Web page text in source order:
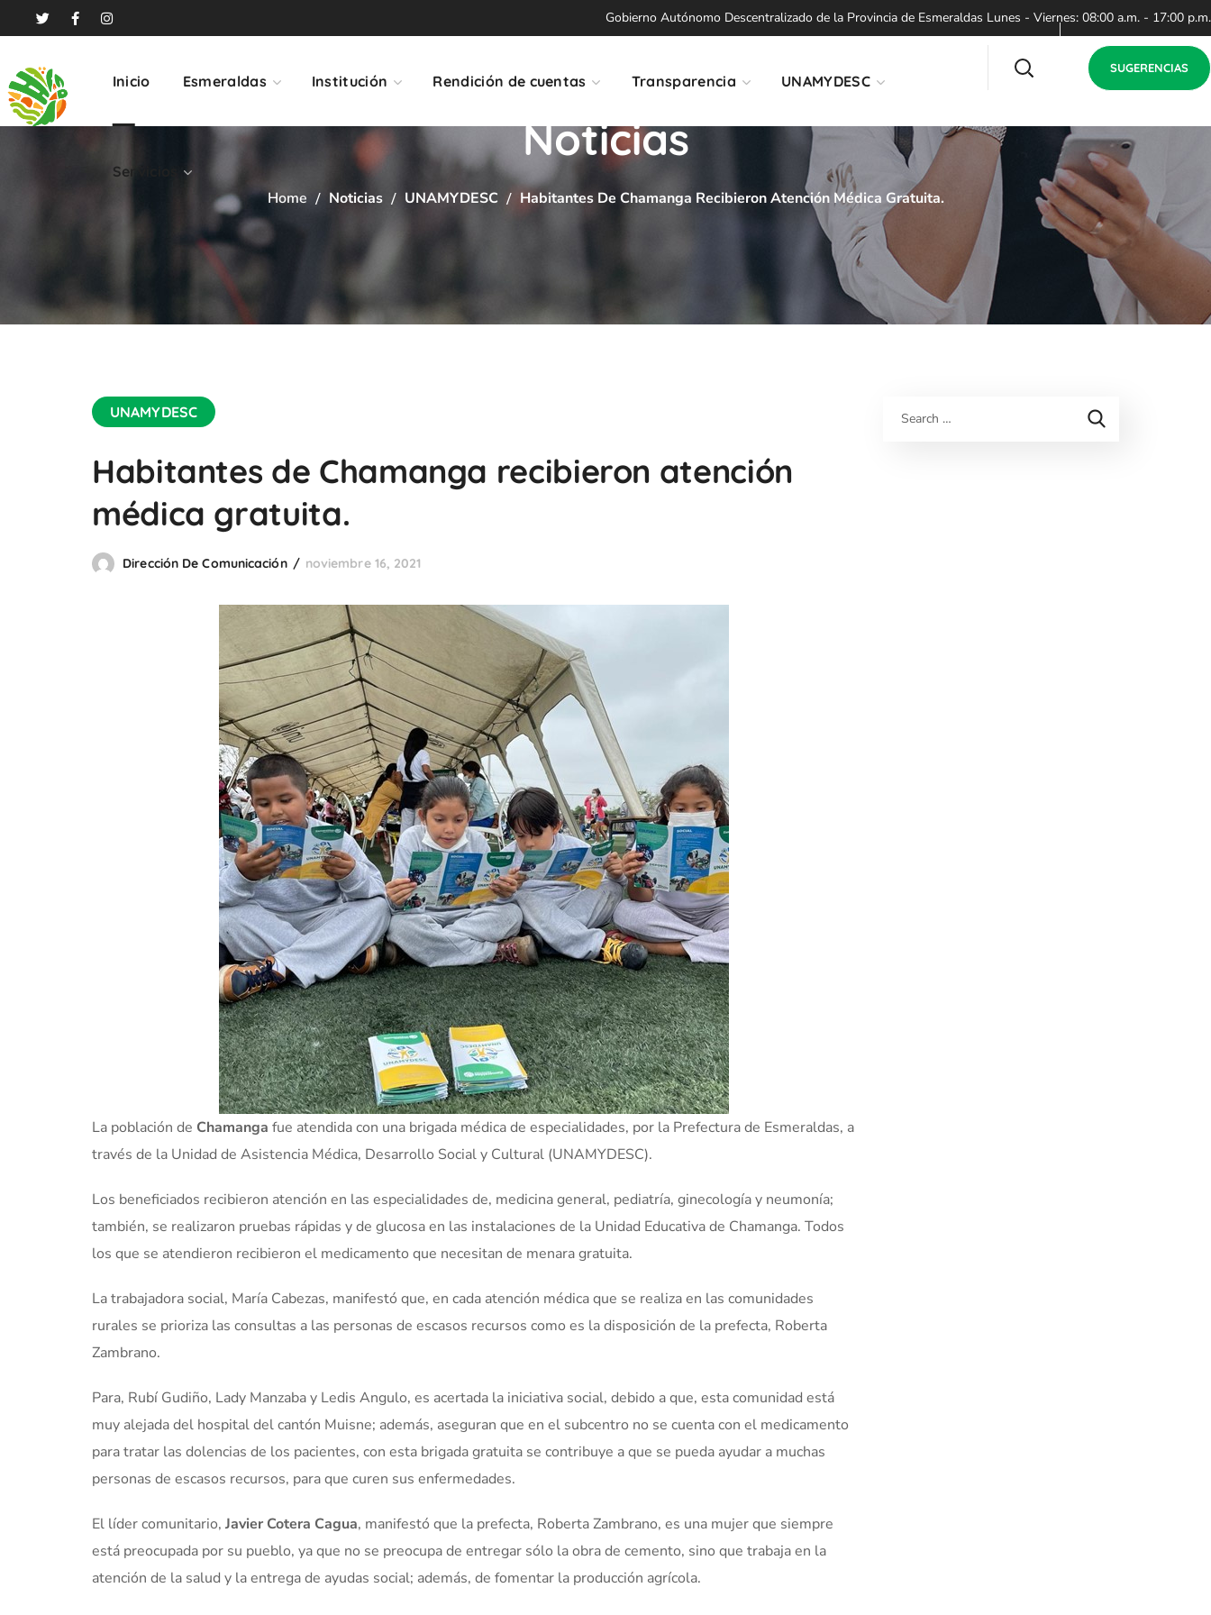
Gobierno Autónomo Descentralizado de la Provincia de Esmeraldas Lunes - Viernes: 08:00 a.m. - 17:00 p.m.
Inicio Esmeraldas Institución Rendición de cuentas Transparencia UNAMYDESC
Servicios
SUGERENCIAS
Noticias
Home Noticias UNAMYDESC Habitantes De Chamanga Recibieron Atención Médica Gratuita.
UNAMYDESC
Habitantes de Chamanga recibieron atención
médica gratuita.
Dirección De Comunicación noviembre 16, 2021
La población de Chamanga fue atendida con una brigada médica de especialidades, por la Prefectura de Esmeraldas, a
través de la Unidad de Asistencia Médica, Desarrollo Social y Cultural (UNAMYDESC).
Los beneficiados recibieron atención en las especialidades de, medicina general, pediatría, ginecología y neumonía;
también, se realizaron pruebas rápidas y de glucosa en las instalaciones de la Unidad Educativa de Chamanga. Todos
los que se atendieron recibieron el medicamento que necesitan de menara gratuita.
La trabajadora social, María Cabezas, manifestó que, en cada atención médica que se realiza en las comunidades
rurales se prioriza las consultas a las personas de escasos recursos como es la disposición de la prefecta, Roberta
Zambrano.
Para, Rubí Gudiño, Lady Manzaba y Ledis Angulo, es acertada la iniciativa social, debido a que, esta comunidad está
muy alejada del hospital del cantón Muisne; además, aseguran que en el subcentro no se cuenta con el medicamento
para tratar las dolencias de los pacientes, con esta brigada gratuita se contribuye a que se pueda ayudar a muchas
personas de escasos recursos, para que curen sus enfermedades.
El líder comunitario, Javier Cotera Cagua, manifestó que la prefecta, Roberta Zambrano, es una mujer que siempre
está preocupada por su pueblo, ya que no se preocupa de entregar sólo la obra de cemento, sino que trabaja en la
atención de la salud y la entrega de ayudas social; además, de fomentar la producción agrícola.